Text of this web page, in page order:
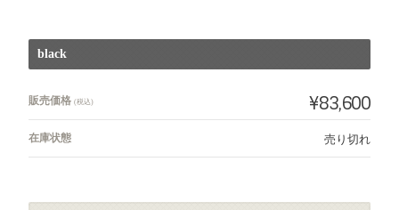
black
販売価格(税込) ¥83,600
在庫状態 売り切れ